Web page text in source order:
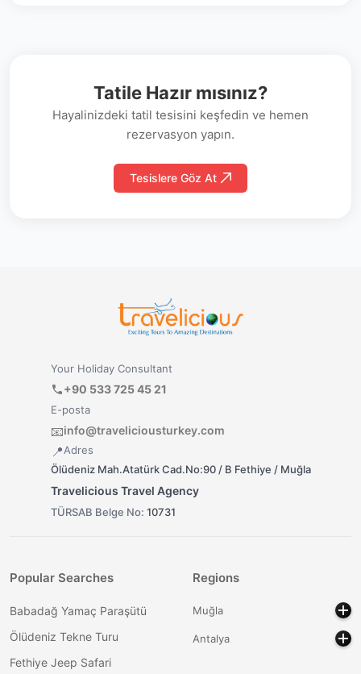
Tatile Hazır mısınız?
Hayalinizdeki tatil tesisini keşfedin ve hemen
rezervasyon yapın.
Tesislere Göz At
Your Holiday Consultant
+90 533 725 45 21
E-posta
📧info@traveliciousturkey.com
📍Adres
Ölüdeniz Mah.Atatürk Cad.No:90 / B Fethiye / Muğla
Travelicious Travel Agency
TÜRSAB Belge No: 10731
Popular Searches
Babadağ Yamaç Paraşütü
Ölüdeniz Tekne Turu
Fethiye Jeep Safari
Regions
Muğla
Antalya